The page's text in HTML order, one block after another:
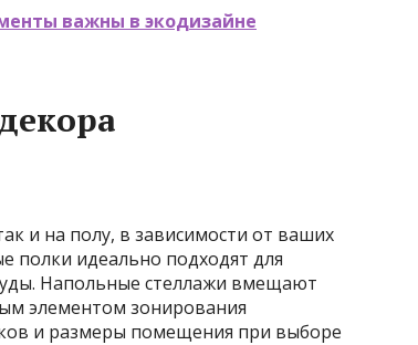
важны в экодизайне
и на полу, в зависимости от ваших
полки идеально подходят для
Напольные стеллажи вмещают
элементом зонирования
и размеры помещения при выборе